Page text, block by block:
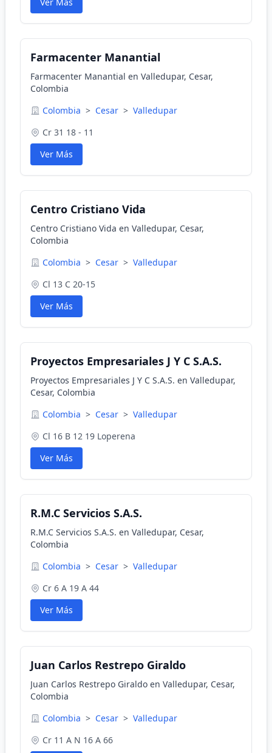
Farmacenter Manantial
Farmacenter Manantial en Valledupar, Cesar,
Colombia
Colombia > Cesar > Valledupar
Cr 31 18 - 11
Ver Más
Centro Cristiano Vida
Centro Cristiano Vida en Valledupar, Cesar,
Colombia
Colombia > Cesar > Valledupar
Cl 13 C 20-15
Ver Más
Proyectos Empresariales J Y C S.A.S.
Proyectos Empresariales J Y C S.A.S. en Valledupar,
Cesar, Colombia
Colombia > Cesar > Valledupar
Cl 16 B 12 19 Loperena
Ver Más
R.M.C Servicios S.A.S.
R.M.C Servicios S.A.S. en Valledupar, Cesar,
Colombia
Colombia > Cesar > Valledupar
Cr 6 A 19 A 44
Ver Más
Juan Carlos Restrepo Giraldo
Juan Carlos Restrepo Giraldo en Valledupar, Cesar,
Colombia
Colombia > Cesar > Valledupar
Cr 11 A N 16 A 66